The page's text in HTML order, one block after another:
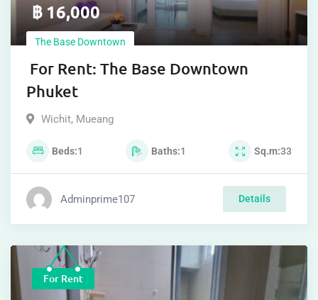
฿16,000
The Base Downtown
For Rent: The Base Downtown
Phuket
Wichit, Mueang
Beds 1 Baths 1 Sq.m 33
Adminprime107 Details
For Rent